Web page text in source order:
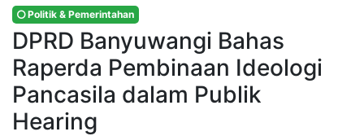
Politik & Pemerintahan
DPRD Banyuwangi Bahas
Raperda Pembinaan Ideologi
Pancasila dalam Publik
Hearing